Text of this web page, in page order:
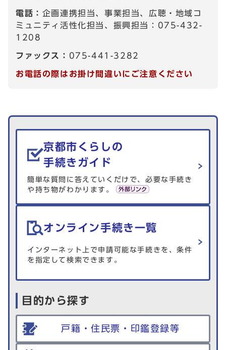
電話： 企画連携担当、事業担当、広聴・地域コ
ミュニティ活性化担当、振興担当：075-432-
1208
ファックス： 075-441-3282
お電話の際はお掛け間違いにご注意ください
生活情報を探す
京都市くらしの
手続きガイド
簡単な質問に答えていくだけで、必要な手続き
や持ち物がわかります。
オンライン手続き一覧
インターネット上で申請可能な手続きを、条件
を指定して検索できます。
目的から探す
戸籍・住民票・印鑑登録等